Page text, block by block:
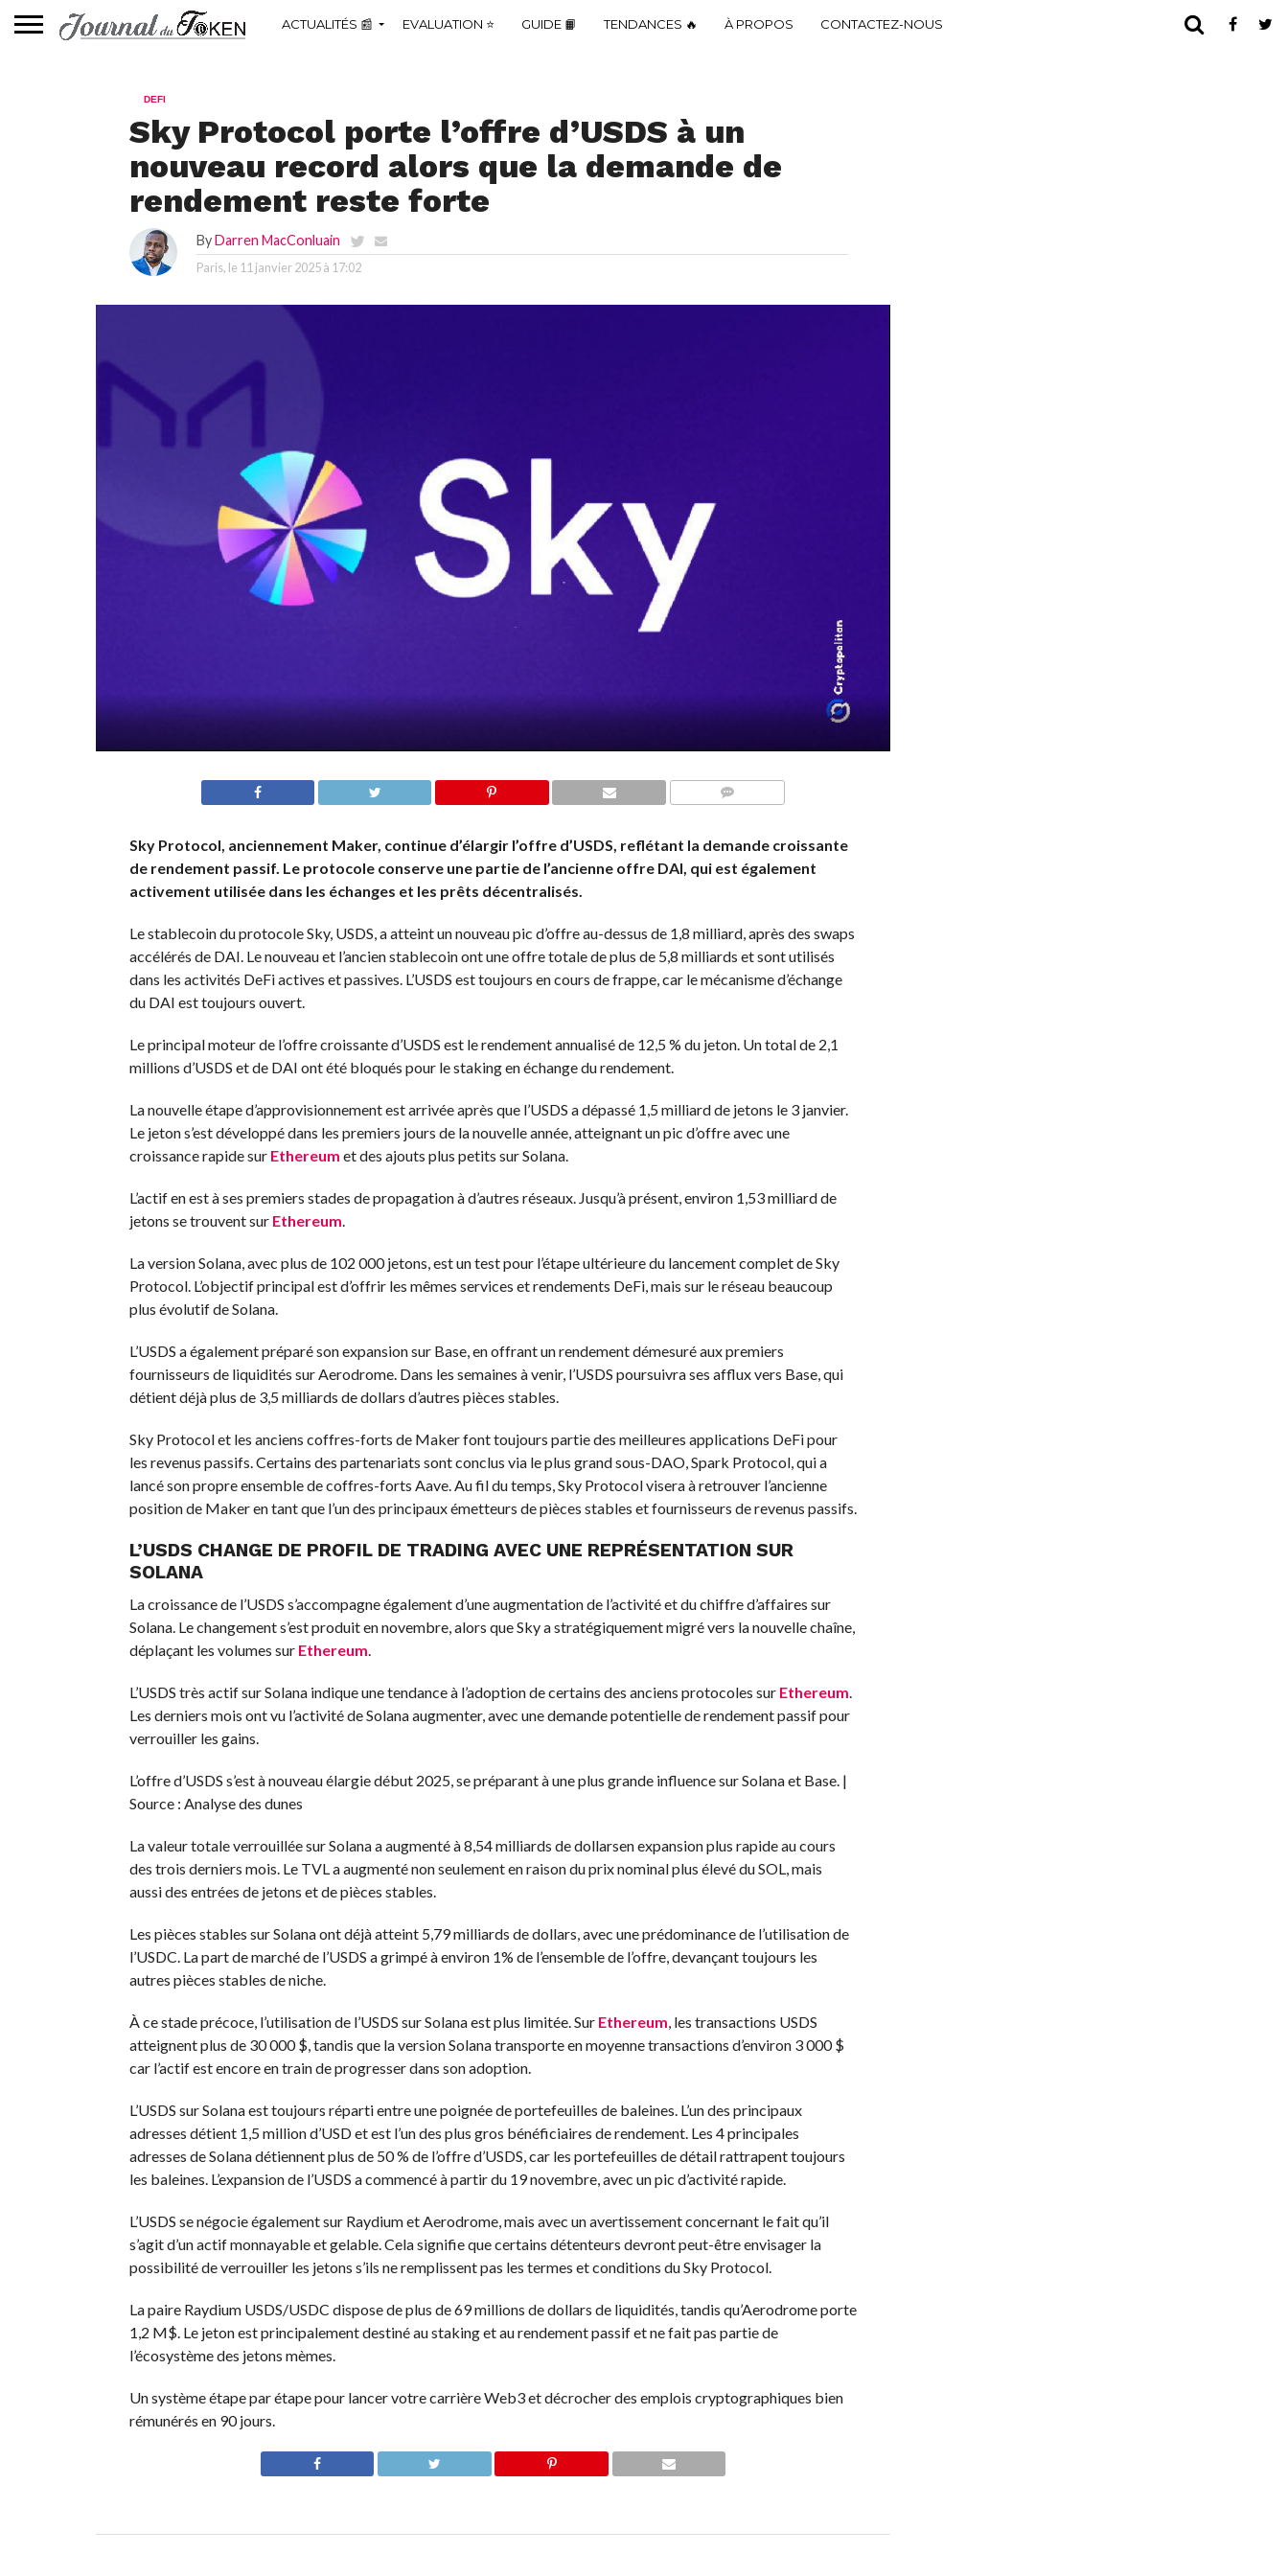
ACTUALITÉS 📰 EVALUATION ⭐ GUIDE 📙 TENDANCES 🔥 À PROPOS CONTACTEZ-NOUS
DEFI
Sky Protocol porte l’offre d’USDS à un
nouveau record alors que la demande de
rendement reste forte
ByDarren MacConluain
Paris, le 11 janvier 2025 à 17:02
Sky Protocol, anciennement Maker, continue d’élargir l’offre d’USDS, reflétant la demande croissante
de rendement passif. Le protocole conserve une partie de l’ancienne offre DAI, qui est également
activement utilisée dans les échanges et les prêts décentralisés.
Le stablecoin du protocole Sky, USDS, a atteint un nouveau pic d’offre au-dessus de 1,8 milliard, après des swaps
accélérés de DAI. Le nouveau et l’ancien stablecoin ont une offre totale de plus de 5,8 milliards et sont utilisés
dans les activités DeFi actives et passives. L’USDS est toujours en cours de frappe, car le mécanisme d’échange
du DAI est toujours ouvert.
Le principal moteur de l’offre croissante d’USDS est le rendement annualisé de 12,5 % du jeton. Un total de 2,1
millions d’USDS et de DAI ont été bloqués pour le staking en échange du rendement.
La nouvelle étape d’approvisionnement est arrivée après que l’USDS a dépassé 1,5 milliard de jetons le 3 janvier.
Le jeton s’est développé dans les premiers jours de la nouvelle année, atteignant un pic d’offre avec une
croissance rapide sur Ethereum et des ajouts plus petits sur Solana.
L’actif en est à ses premiers stades de propagation à d’autres réseaux. Jusqu’à présent, environ 1,53 milliard de
jetons se trouvent sur Ethereum.
La version Solana, avec plus de 102 000 jetons, est un test pour l’étape ultérieure du lancement complet de Sky
Protocol. L’objectif principal est d’offrir les mêmes services et rendements DeFi, mais sur le réseau beaucoup
plus évolutif de Solana.
L’USDS a également préparé son expansion sur Base, en offrant un rendement démesuré aux premiers
fournisseurs de liquidités sur Aerodrome. Dans les semaines à venir, l’USDS poursuivra ses afflux vers Base, qui
détient déjà plus de 3,5 milliards de dollars d’autres pièces stables.
Sky Protocol et les anciens coffres-forts de Maker font toujours partie des meilleures applications DeFi pour
les revenus passifs. Certains des partenariats sont conclus via le plus grand sous-DAO, Spark Protocol, qui a
lancé son propre ensemble de coffres-forts Aave. Au fil du temps, Sky Protocol visera à retrouver l’ancienne
position de Maker en tant que l’un des principaux émetteurs de pièces stables et fournisseurs de revenus passifs.
L’USDS CHANGE DE PROFIL DE TRADING AVEC UNE REPRÉSENTATION SUR
SOLANA
La croissance de l’USDS s’accompagne également d’une augmentation de l’activité et du chiffre d’affaires sur
Solana. Le changement s’est produit en novembre, alors que Sky a stratégiquement migré vers la nouvelle chaîne,
déplaçant les volumes sur Ethereum.
L’USDS très actif sur Solana indique une tendance à l’adoption de certains des anciens protocoles sur Ethereum.
Les derniers mois ont vu l’activité de Solana augmenter, avec une demande potentielle de rendement passif pour
verrouiller les gains.
L’offre d’USDS s’est à nouveau élargie début 2025, se préparant à une plus grande influence sur Solana et Base. |
Source : Analyse des dunes
La valeur totale verrouillée sur Solana a augmenté à8,54 milliards de dollarsen expansion plus rapide au cours
des trois derniers mois. Le TVL a augmenté non seulement en raison du prix nominal plus élevé du SOL, mais
aussi des entrées de jetons et de pièces stables.
Les pièces stables sur Solana ont déjà atteint 5,79 milliards de dollars, avec une prédominance de l’utilisation de
l’USDC. La part de marché de l’USDS a grimpé à environ 1% de l’ensemble de l’offre, devançant toujours les
autres pièces stables de niche.
À ce stade précoce, l’utilisation de l’USDS sur Solana est plus limitée. Sur Ethereum, les transactions USDS
atteignent plus de 30 000 $, tandis que la version Solana transporte en moyennetransactions d’environ 3 000 $
car l’actif est encore en train de progresser dans son adoption.
L’USDS sur Solana est toujours réparti entre une poignée de portefeuilles de baleines. L’un des principaux
adresses détient 1,5 million d’USD et est l’un des plus gros bénéficiaires de rendement. Les 4 principales
adresses de Solana détiennent plus de 50 % de l’offre d’USDS, car les portefeuilles de détail rattrapent toujours
les baleines. L’expansion de l’USDS a commencé à partir du 19 novembre, avec un pic d’activité rapide.
L’USDS se négocie également sur Raydium et Aerodrome, mais avec un avertissement concernant le fait qu’il
s’agit d’un actif monnayable et gelable. Cela signifie que certains détenteurs devront peut-être envisager la
possibilité de verrouiller les jetons s’ils ne remplissent pas les termes et conditions du Sky Protocol.
La paire Raydium USDS/USDC dispose de plus de 69 millions de dollars de liquidités, tandis qu’Aerodrome porte
1,2 M$. Le jeton est principalement destiné au staking et au rendement passif et ne fait pas partie de
l’écosystème des jetons mèmes.
Un système étape par étape pour lancer votre carrière Web3 et décrocher des emplois cryptographiques bien
rémunérés en 90 jours.